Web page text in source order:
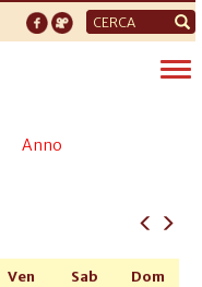
Form
di
ricerca
Anno
Ven Sab Dom